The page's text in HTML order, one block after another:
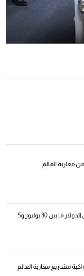
مغاربة العالم
الدرهم يرتفع بـ 0,8 في المائة مقابل الدولار ما بين 30 يوليوز و5
مشاريع مغاربة العالم